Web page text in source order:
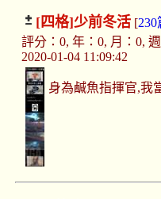
[四格]少前冬活[230
評分：0, 年：0, 月：0,
2020-01-04 11:09:42
身為鹹魚指揮官,我